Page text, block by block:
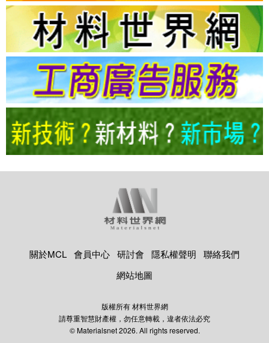
關於MCL 會員中心 研討會 隱私權聲明
聯絡我們
網站地圖
版權所有 材料世界網
請尊重智慧財產權，勿任意轉載，違者依法必究
© Materialsnet 2026. All rights reserved.